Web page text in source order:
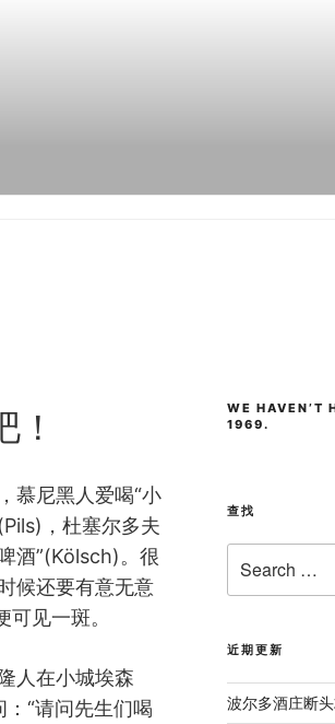
慕尼黑人爱喝“小
，杜塞尔多夫
酒”(Kölsch)。很
候还要有意无意
见一斑。
人在小城埃森
“请问先生们喝
WE HAVEN’T
1969.
查找
for:
近期更新
波尔多酒庄断